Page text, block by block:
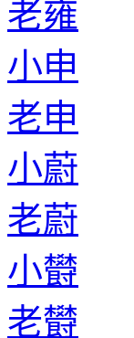
老雍
小申
老申
小蔚
老蔚
小欎
老欎